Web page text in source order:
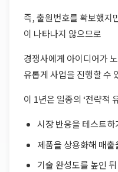
즉, 출원번호를 확보했지
이 나타나지 않으므로
경쟁사에게 아이디어가
유롭게 사업을 진행할 수
이 1년은 일종의 ‘전략적
시장 반응을 테스트하
제품을 상용화해 매
기술 완성도를 높인